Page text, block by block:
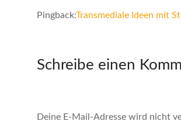
Pingback:Transmediale Ideen mit
Schreibe einen
Deine E-Mail-Adresse wird nicht